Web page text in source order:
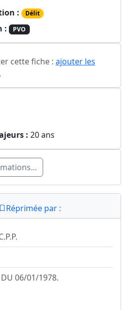
: Délit
: PVO
cette fiche : ajouter les
.
: 20 ans
Réprimée par :
DU 06/01/1978.